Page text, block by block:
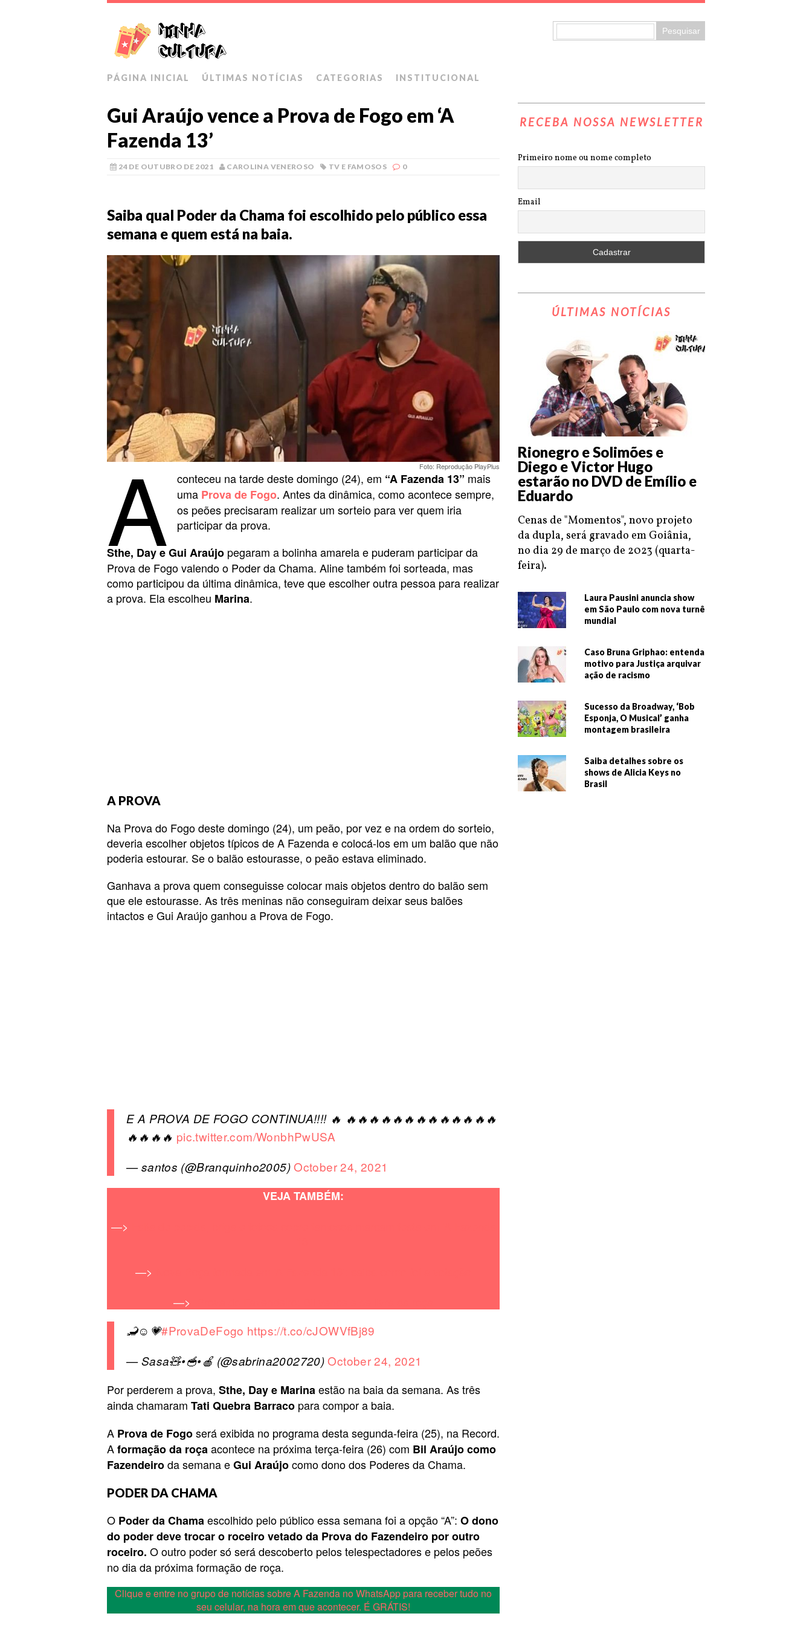
PÁGINA INICIAL ÚLTIMAS NOTÍCIAS CATEGORIAS INSTITUCIONAL
Gui Araújo vence a Prova de Fogo em ‘A
Fazenda 13’
24 DE OUTUBRO DE 2021 CAROLINA VENEROSO TV E FAMOSOS 0
Saiba qual Poder da Chama foi escolhido pelo público essa
semana e quem está na baia.
Foto: Reprodução PlayPlus
A conteceu na tarde deste domingo (24), em “A Fazenda 13” mais
uma Prova de Fogo. Antes da dinâmica, como acontece sempre,
os peões precisaram realizar um sorteio para ver quem iria
participar da prova.
Sthe, Day e Gui Araújo pegaram a bolinha amarela e puderam participar da
Prova de Fogo valendo o Poder da Chama. Aline também foi sorteada, mas
como participou da última dinâmica, teve que escolher outra pessoa para realizar
a prova. Ela escolheu Marina.
A PROVA
Na Prova do Fogo deste domingo (24), um peão, por vez e na ordem do sorteio,
deveria escolher objetos típicos de A Fazenda e colocá-los em um balão que não
poderia estourar. Se o balão estourasse, o peão estava eliminado.
Ganhava a prova quem conseguisse colocar mais objetos dentro do balão sem
que ele estourasse. As três meninas não conseguiram deixar seus balões
intactos e Gui Araújo ganhou a Prova de Fogo.
E A PROVA DE FOGO CONTINUA!!!! 🔥 🔥🔥🔥🔥🔥🔥🔥🔥🔥🔥🔥🔥🔥
🔥🔥🔥🔥 pic.twitter.com/WonbhPwUSA
— santos (@Branquinho2005)October 24, 2021
VEJA TAMBÉM:
—>
—>
—>
🦂☺💗#ProvaDeFogo https://t.co/cJOWVfBj89
— Sasa🧸•🥣•🍎 (@sabrina2002720)October 24, 2021
Por perderem a prova, Sthe, Day e Marinaestão na baia da semana. As três
ainda chamaram Tati Quebra Barraco para compor a baia.
A Prova de Fogoserá exibida no programa desta segunda-feira (25), na Record.
Aformação da roçaacontece na próxima terça-feira (26) com Bil Araújo como
Fazendeiroda semana eGui Araújocomo dono dos Poderes da Chama.
PODER DA CHAMA
O Poder da Chamaescolhido pelo público essa semana foi a opção “A”: O dono
do poder deve trocar o roceiro vetado da Prova do Fazendeiro por outro
roceiro. O outro poder só será descoberto pelos telespectadores e pelos peões
no dia da próxima formação de roça.
Clique e entre no grupo de notícias sobre A Fazenda no WhatsApp para receber tudo no
seu celular, na hora em que acontecer. É GRÁTIS!
RECEBA NOSSA NEWSLETTER
Primeiro nome ou nome completo
Email
ÚLTIMAS NOTÍCIAS
Rionegro e Solimões e
Diego e Victor Hugo
estarão no DVD de Emílio e
Eduardo
Cenas de "Momentos", novo projeto
da dupla, será gravado em Goiânia,
no dia 29 de março de 2023 (quarta-
feira).
Laura Pausini anuncia show
em São Paulo com nova turnê
mundial
Caso Bruna Griphao: entenda
motivo para Justiça arquivar
ação de racismo
Sucesso da Broadway, ‘Bob
Esponja, O Musical’ ganha
montagem brasileira
Saiba detalhes sobre os
shows de Alicia Keys no
Brasil